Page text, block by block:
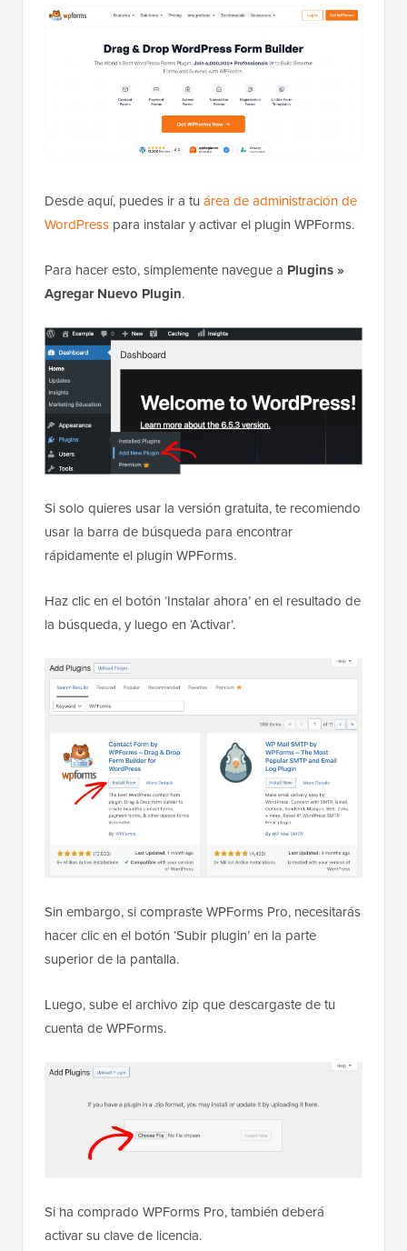
Desde aquí, puedes ir a tu área de administración de
WordPress para instalar y activar el plugin WPForms.
Para hacer esto, simplemente navegue a Plugins»
Agregar Nuevo Plugin.
Si solo quieres usar la versión gratuita, te recomiendo
usar la barra de búsqueda para encontrar
rápidamente el plugin WPForms.
Haz clic en el botón ‘Instalar ahora’ en el resultado de
la búsqueda, y luego en ‘Activar’.
Sin embargo, si compraste WPForms Pro, necesitarás
hacer clic en el botón ‘Subir plugin’ en la parte
superior de la pantalla.
Luego, sube el archivo zip que descargaste de tu
cuenta de WPForms.
Si ha comprado WPForms Pro, también deberá
activar su clave de licencia.